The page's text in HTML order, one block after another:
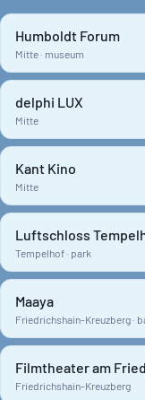
Humboldt Forum
Mitte · museum
delphi LUX
Mitte
Kant Kino
Mitte
Luftschloss
Tempelhof · park
Maaya
Friedrichshain-Kreuzberg ·
Filmtheater am
Friedrichshain-Kreuzberg